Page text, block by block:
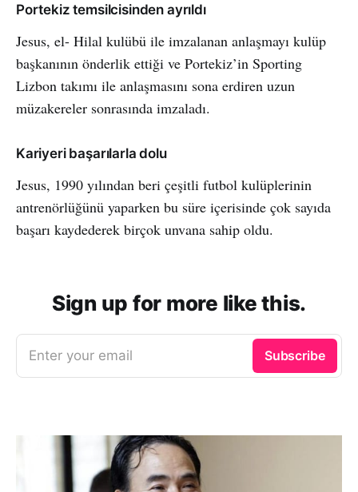
Portekiz temsilcisinden ayrıldı
Jesus, el- Hilal kulübü ile imzalanan anlaşmayı kulüp
başkanının önderlik ettiği ve Portekiz’in Sporting
Lizbon takımı ile anlaşmasını sona erdiren uzun
müzakereler sonrasında imzaladı.
Kariyeri başarılarla dolu
Jesus, 1990 yılından beri çeşitli futbol kulüplerinin
antrenörlüğünü yaparken bu süre içerisinde çok sayıda
başarı kaydederek birçok unvana sahip oldu.
Sign up for more like this.
Enter your email Subscribe